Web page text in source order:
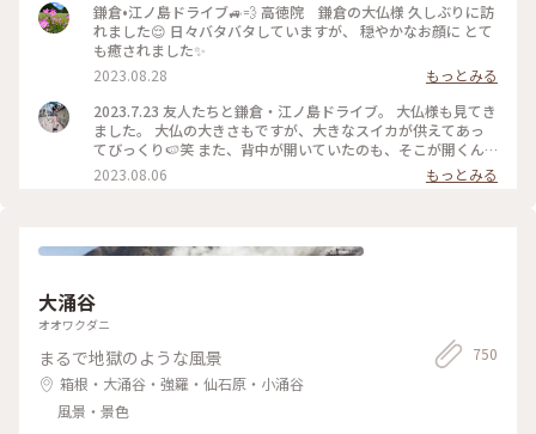
鎌倉•江ノ島ドライブ🚙💨 高徳院 鎌倉の大仏様 久しぶりに訪
れました😌 日々バタバタしていますが、 穏やかなお顔に とて
も癒されました✨
2023.08.28
もっとみる
2023.7.23 友人たちと鎌倉・江ノ島ドライブ。 大仏様も見てき
ました。 大仏の大きさもですが、大きなスイカが供えてあっ
てびっくり🍉笑 また、背中が開いていたのも、そこが開くん
だ、、と、つい写真を撮ってしまいました（3枚目） #高徳院
#高徳院大仏殿 #鎌倉 #私のことりっぷ旅
2023.08.06 もっとみる
大涌谷
オオワクダニ
まるで地獄のような風景
箱根・大涌谷・強羅・仙石原・小涌谷
風景・景色
750